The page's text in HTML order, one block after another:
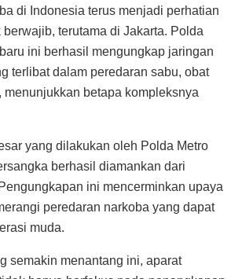
di Indonesia terus menjadi perhatian
terutama di Jakarta. Polda
ini berhasil mengungkap jaringan
terlibat dalam peredaran sabu, obat
menunjukkan betapa kompleksnya
yang dilakukan oleh Polda Metro
berhasil diamankan dari
ini mencerminkan upaya
peredaran narkoba yang dapat
muda.
semakin menantang ini, aparat